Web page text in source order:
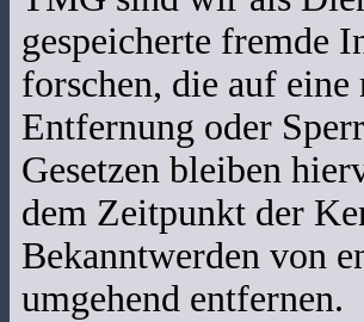
gespeicherte fremde
forschen, die auf
Entfernung oder
Gesetzen bleiben
dem Zeitpunkt der
Bekanntwerden von
umgehend entfernen.